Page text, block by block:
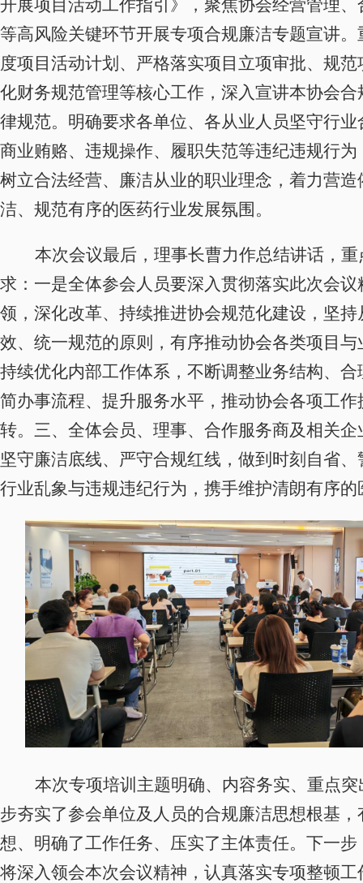
开展项目活动工作指引》，聚焦协会经营管理
等高风险关键环节开展专项合规廉洁专题宣讲
度项目活动计划、严格落实项目立项审批、规
化财务规范管理等核心工作，深入宣讲本协会
律规范。明确要求各单位、各从业人员坚守行
商业贿赂、违规操作、履职失范等违纪违规行
树立合法经营、廉洁从业的职业理念，着力营
洁、规范有序的医药行业发展氛围。
本次会议最后，理事长曹力作总结讲话，
求：一是全体参会人员要深入贯彻落实此次会
领，深化改革、持续推进协会规范化建设，坚
效、统一规范的原则，有序推动协会各类项目
持续优化内部工作体系，不断调整业务结构、
简办事流程、提升服务水平，推动协会各项工
转。 三、 全体会员、理事、合作服务商及相关
坚守廉洁底线、严守合规红线，做到时刻自省
行业乱象与违规违纪行为，携手维护清朗有序
本次专项培训主题明确、内容务实、重点
步夯实了参会单位及人员的合规廉洁思想根基
想、明确了工作任务、压实了主体责任。下一
将深入领会本次会议精神，认真落实专项整顿